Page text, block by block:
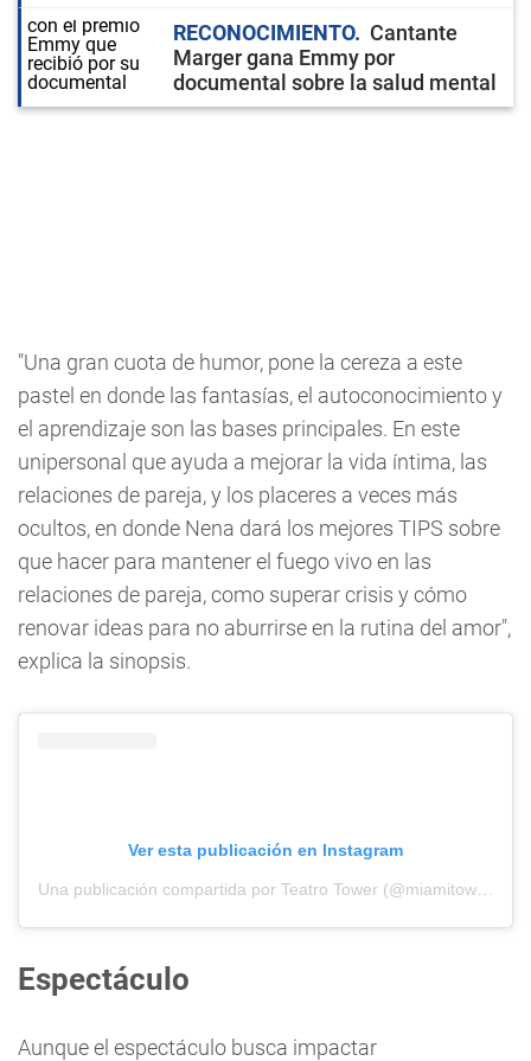
RECONOCIMIENTO
Cantante
Marger gana Emmy por
documental sobre la salud mental
"Una gran cuota de humor, pone la cereza a este
pastel en donde las fantasías, el autoconocimiento y
el aprendizaje son las bases principales. En este
unipersonal que ayuda a mejorar la vida íntima, las
relaciones de pareja, y los placeres a veces más
ocultos, en donde Nena dará los mejores TIPS sobre
que hacer para mantener el fuego vivo en las
relaciones de pareja, como superar crisis y cómo
renovar ideas para no aburrirse en la rutina del amor",
explica la sinopsis.
Ver esta publicación en Instagram
Espectáculo
Aunque el espectáculo busca impactar